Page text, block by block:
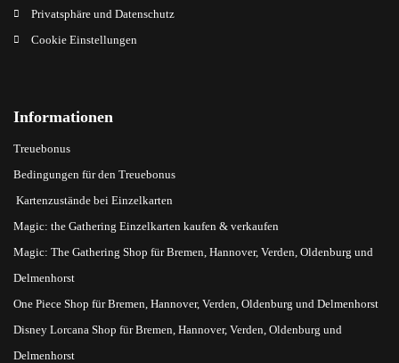
Privatsphäre und Datenschutz
Cookie Einstellungen
Informationen
Treuebonus
Bedingungen für den Treuebonus
Kartenzustände bei Einzelkarten
Magic: the Gathering Einzelkarten kaufen & verkaufen
Magic: The Gathering Shop für Bremen, Hannover, Verden, Oldenburg und
Delmenhorst
One Piece Shop für Bremen, Hannover, Verden, Oldenburg und Delmenhorst
Disney Lorcana Shop für Bremen, Hannover, Verden, Oldenburg und
Delmenhorst